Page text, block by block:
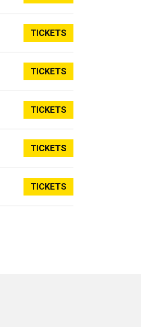
TICKETS
TICKETS
TICKETS
TICKETS
TICKETS